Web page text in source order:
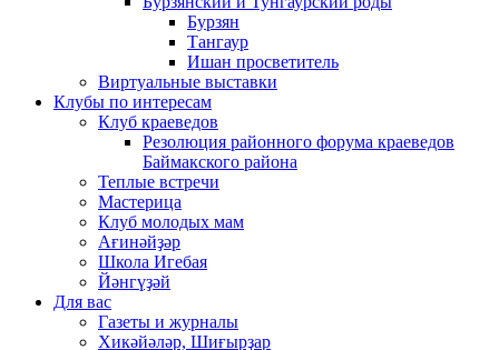
Бурзян
Тангаур
Ишан просветитель
Виртуальные выставки
Клубы по интересам
Клуб краеведов
Резолюция районного форума краеведов
Баймакского района
Теплые встречи
Мастерица
Клуб молодых мам
Ағинәйҙәр
Школа Игебая
Йәнгүҙәй
Для вас
Газеты и журналы
Хикәйәләр, Шиғырҙар